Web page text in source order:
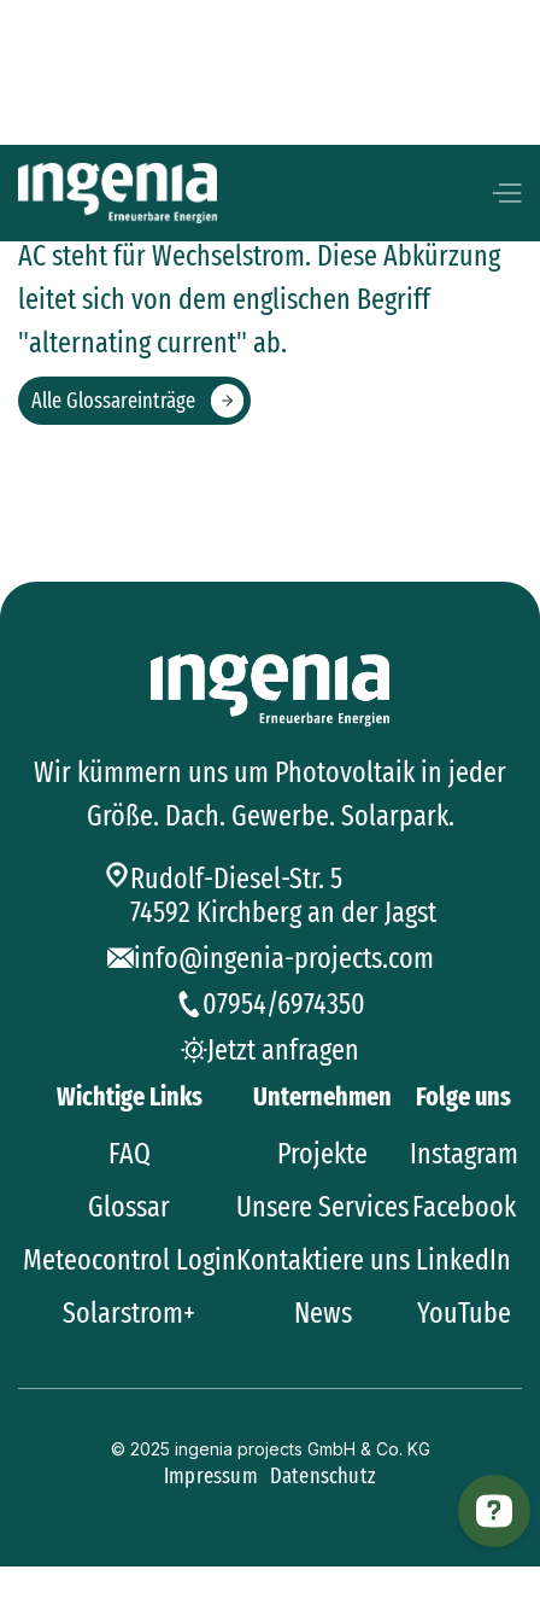
AC
AC steht für Wechselstrom. Diese Abkürzung
leitet sich von dem englischen Begriff
"alternating current" ab.
Alle Glossareinträge
Wir kümmern uns um Photovoltaik in jeder
Größe. Dach. Gewerbe. Solarpark.
Rudolf-Diesel-Str. 5
74592 Kirchberg an der Jagst
info@ingenia-projects.com
07954/6974350
Jetzt anfragen
Wichtige Links
FAQ
Glossar
Meteocontrol Login
Solarstrom+
Unternehmen
Projekte
Unsere Services
Kontaktiere uns
News
Folge uns
Instagram
Facebook
LinkedIn
YouTube
© 2025 ingenia projects GmbH & Co. KG
Impressum Datenschutz